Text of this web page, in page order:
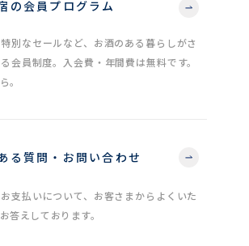
の会員プログラム
別なセールなど、お酒のある暮らしがさ
会員制度。入会費・年間費は無料です。
。
る質問・お問い合わせ
支払いについて、お客さまからよくいた
答えしております。